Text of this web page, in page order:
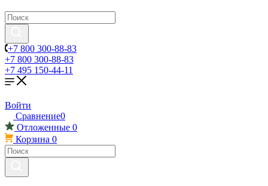
+7 800 300-88-83
+7 800 300-88-83
+7 495 150-44-11
Войти
Сравнение0
Отложенные 0
Корзина 0